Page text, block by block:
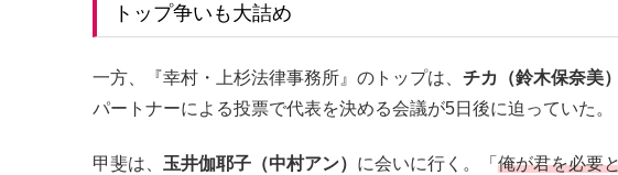
トップ争いも大詰め
一方、『幸村・上杉法律事務所』のトップは、 チカ（鈴木保奈美）
パートナーによる投票で代表を決める会議が5日後に迫っていた。
甲斐は、 玉井伽耶子（中村アン） に会いに行く。「 俺が君を必要